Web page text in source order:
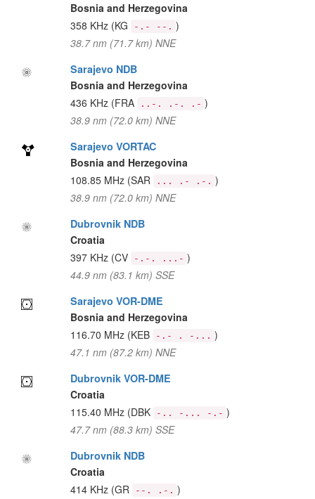
Bosnia and Herzegovina
358 KHz (KG -.- --. )
38.7 nm (71.7 km) NNE
Sarajevo NDB
Bosnia and Herzegovina
436 KHz (FRA ..-. .-. .- )
38.9 nm (72.0 km) NNE
Sarajevo VORTAC
Bosnia and Herzegovina
108.85 MHz (SAR ... .- .-. )
38.9 nm (72.0 km) NNE
Dubrovnik NDB
Croatia
397 KHz (CV -.-. ...- )
44.9 nm (83.1 km) SSE
Sarajevo VOR-DME
Bosnia and Herzegovina
116.70 MHz (KEB -.- . -... )
47.1 nm (87.2 km) NNE
Dubrovnik VOR-DME
Croatia
115.40 MHz (DBK -.. -... -.- )
47.7 nm (88.3 km) SSE
Dubrovnik NDB
Croatia
414 KHz (GR --. .-. )